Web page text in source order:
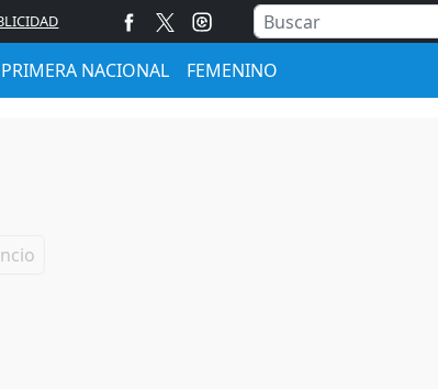
PRIMERA NACIONAL FEMENINO